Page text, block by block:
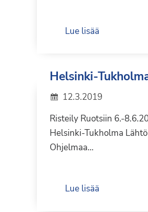
Lue lisää
Helsinki-
12.3.2019
Risteily Ruotsiin 6.-
Helsinki-Tukholma
Ohjelmaa…
Lue lisää